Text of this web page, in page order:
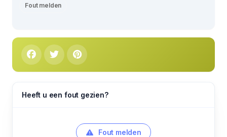
Fout melden
Heeft u een fout gezien?
Fout melden